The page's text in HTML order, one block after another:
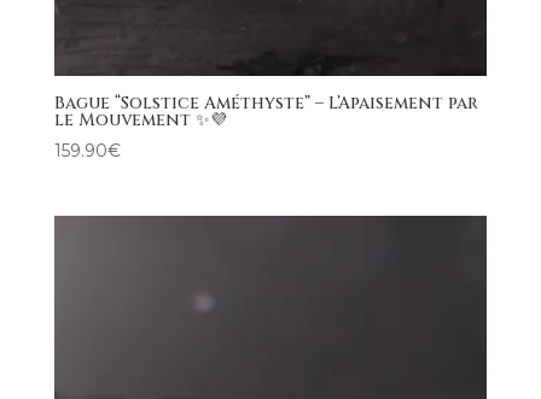
Bague “Solstice Améthyste” – L’Apaisement par
le Mouvement ✨💜
159.90€